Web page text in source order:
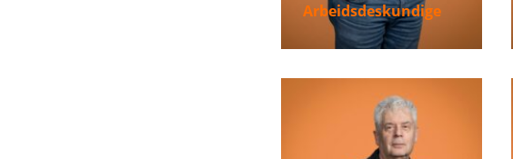
Arbeidsdeskundige
Meer informatie